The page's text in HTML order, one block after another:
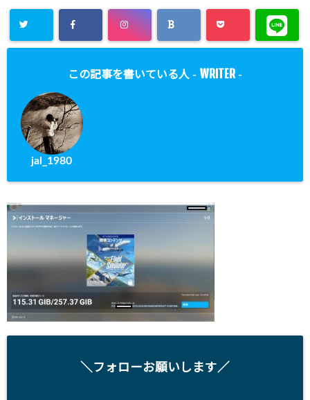
この記事を書いている人 - WRITER -
jal_1980
＼フォローお願いします／